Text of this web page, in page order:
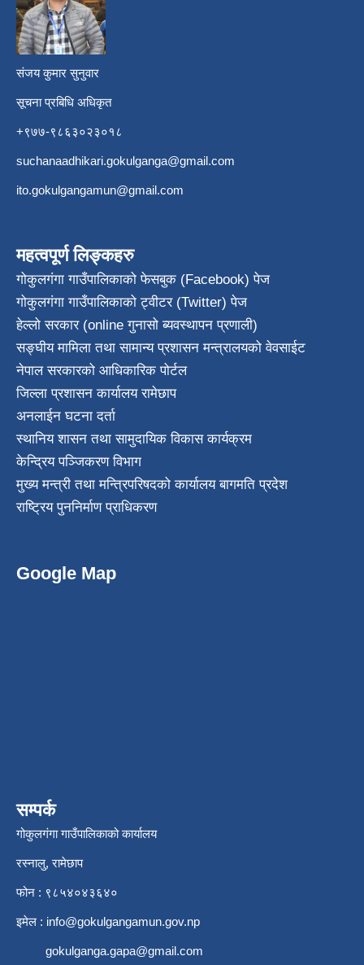
संजय कुमार सुनुवार
सूचना प्रबिधि अधिकृत
+९७७-९८६३०२३०१८
suchanaadhikari.gokulganga@gmail.com
ito.gokulgangamun@gmail.com
महत्वपूर्ण लिङ्कहरु
गोकुलगंगा गाउँपालिकाको फेसबुक (Facebook) पेज
गोकुलगंगा गाउँपालिकाको ट्वीटर (Twitter) पेज
हेल्लो सरकार (online गुनासो ब्यवस्थापन प्रणाली)
सङ्घीय मामिला तथा सामान्य प्रशासन मन्त्रालयको वेवसाईट
नेपाल सरकारको आधिकारिक पोर्टल
जिल्ला प्रशासन कार्यालय रामेछाप
अनलाईन घटना दर्ता
स्थानिय शासन तथा सामुदायिक विकास कार्यक्रम
केन्द्रिय पञ्जिकरण विभाग
मुख्य मन्त्री तथा मन्त्रिपरिषदको कार्यालय बागमति प्रदेश
राष्ट्रिय पुननिर्माण प्राधिकरण
Google Map
सम्पर्क
गोकुलगंगा गाउँपालिकाको कार्यालय
रस्नालु, रामेछाप
फोन : ९८५४०४३६४०
इमेल : info@gokulgangamun.gov.np
gokulganga.gapa@gmail.com